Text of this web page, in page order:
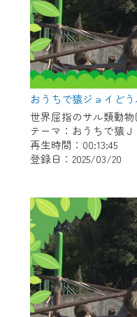
テーマ：おうちで猿
再生時間：00:13:45
登録日：2025/03/20
※CCNetアプリを
ご視聴いただけま
＜メンテナンス情
CCNetWebTVの
ンテナンス作業
日時 9/24 9:30～
テナンス中」に
ん。
ご不便をおかけ
よろしくお願い